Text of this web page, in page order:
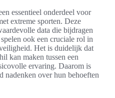
essentieel onderdeel voor
extreme sporten. Deze
data die bijdragen
ook een cruciale rol in
Het is duidelijk dat
kan maken tussen een
ervaring. Daarom is
nadenken over hun behoeften